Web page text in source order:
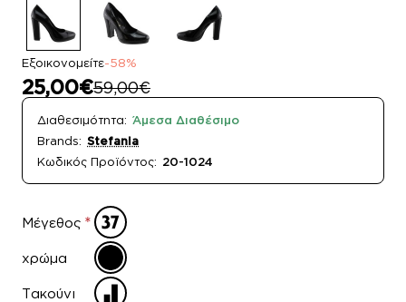
Εξοικονομείτε-58%
25,00€59,00€
Διαθεσιμότητα: Άμεσα Διαθέσιμο
Brands: Stefania
Κωδικός Προϊόντος: 20-1024
Μέγεθος
χρώμα
Τακούνι